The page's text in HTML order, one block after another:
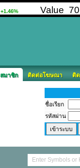
สมาชิก ติดต่อโฆษณา ติ
ชื่อเรียก
รหัสผ่าน